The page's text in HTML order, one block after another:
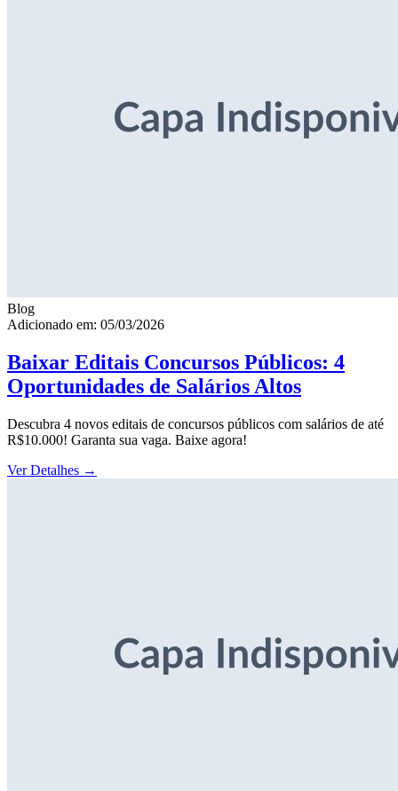
Blog
Adicionado em: 05/03/2026
Baixar Editais Concursos Públicos: 4
Oportunidades de Salários Altos
Descubra 4 novos editais de concursos públicos com salários de até
R$10.000! Garanta sua vaga. Baixe agora!
Ver Detalhes →